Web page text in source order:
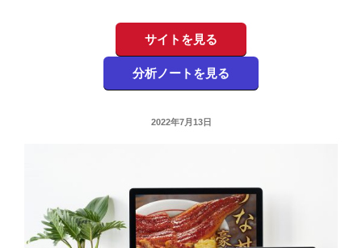
サイトを見る
分析ノートを見る
投
2022年7月13日